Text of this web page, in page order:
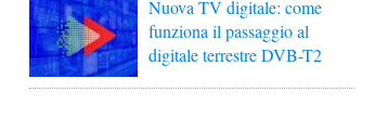
Nuova TV digitale: come
funziona il passaggio al
digitale terrestre DVB-T2